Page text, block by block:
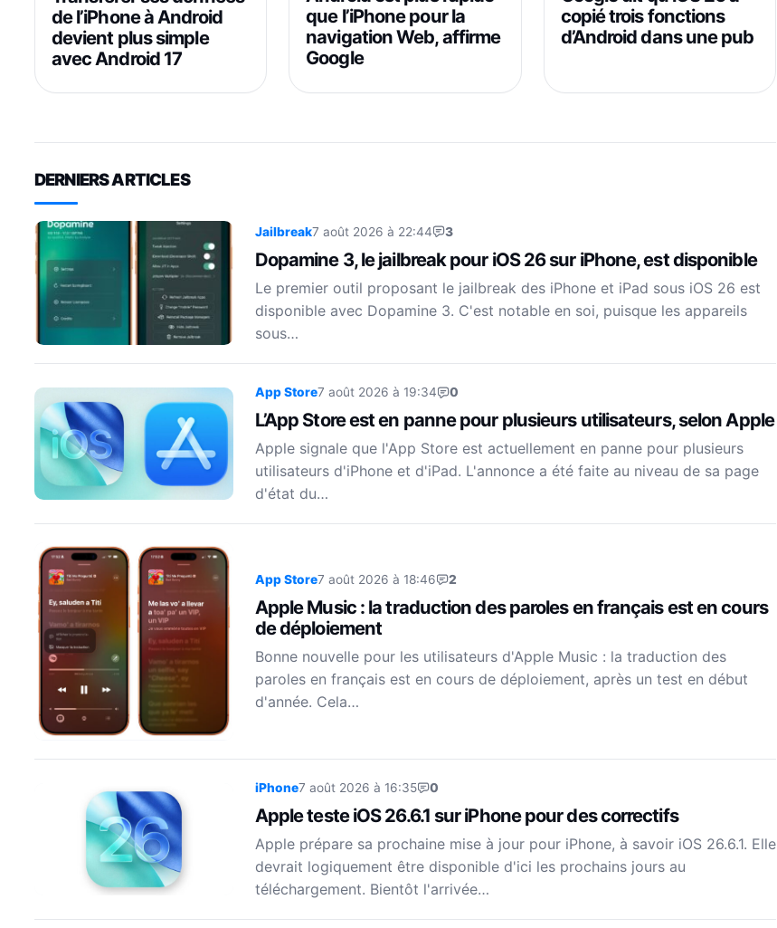
de l’iPhone à Android
devient plus simple
avec Android 17
que l’iPhone pour la
navigation Web, affirme
Google
copié trois fonctions
d’Android dans une pub
DERNIERS ARTICLES
Jailbreak7 août 2026 à 22:44 3
Dopamine 3, le jailbreak pour iOS 26 sur iPhone, est disponible
Le premier outil proposant le jailbreak des iPhone et iPad sous iOS 26 est
disponible avec Dopamine 3. C'est notable en soi, puisque les appareils
sous…
App Store7 août 2026 à 19:34 0
L’App Store est en panne pour plusieurs utilisateurs, selon Apple
Apple signale que l'App Store est actuellement en panne pour plusieurs
utilisateurs d'iPhone et d'iPad. L'annonce a été faite au niveau de sa page
d'état du…
App Store7 août 2026 à 18:46 2
Apple Music : la traduction des paroles en français est en cours
de déploiement
Bonne nouvelle pour les utilisateurs d'Apple Music : la traduction des
paroles en français est en cours de déploiement, après un test en début
d'année. Cela…
iPhone7 août 2026 à 16:35 0
Apple teste iOS 26.6.1 sur iPhone pour des correctifs
Apple prépare sa prochaine mise à jour pour iPhone, à savoir iOS 26.6.1. Elle
devrait logiquement être disponible d'ici les prochains jours au
téléchargement. Bientôt l'arrivée…